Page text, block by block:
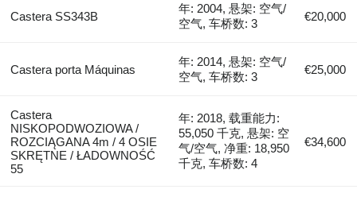
Castera SS343B
年: 2004, 悬架: 空气/
空气, 车桥数: 3
€20,000
Castera porta Máquinas
年: 2014, 悬架: 空气/
空气, 车桥数: 3
€25,000
Castera
NISKOPODWOZIOWA /
ROZCIĄGANA 4m / 4 OSIE
SKRĘTNE / ŁADOWNOŚĆ
55
年: 2018, 载重能力:
55,050 千克, 悬架: 空
气/空气, 净重: 18,950
千克, 车桥数: 4
€34,600